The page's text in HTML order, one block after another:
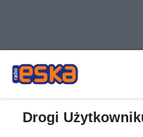
Drogi